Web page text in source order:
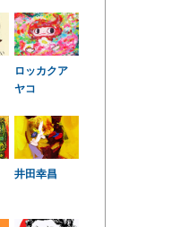
ロッカクア
ヤコ
井田幸昌